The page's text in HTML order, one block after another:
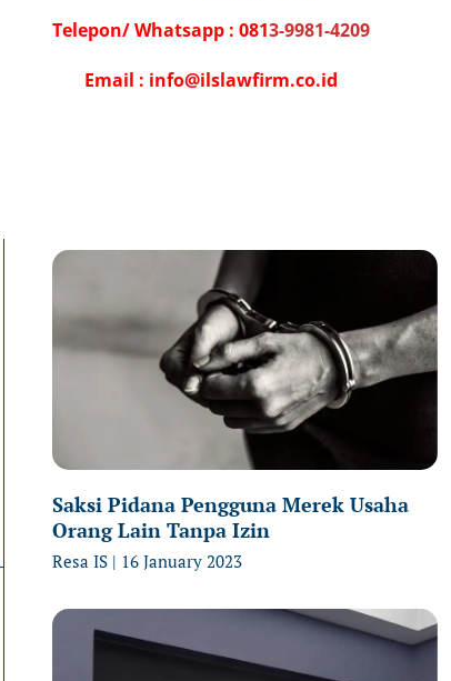
Telepon/ Whatsapp : 0813-9981-4209
Email : info@ilslawfirm.co.id
Saksi Pidana Pengguna Merek Usaha
Orang Lain Tanpa Izin
Resa IS 16 January 2023
Page